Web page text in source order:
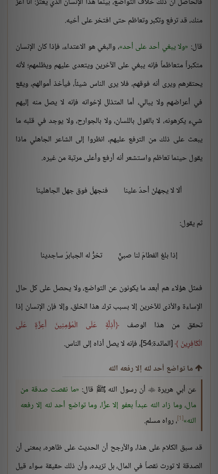
منك، قد ترفع وتكبر وتعاظم حتى افتخر على أخيه.
قال: ولا يبغي أحد على أحد ، والبغي هو الاعتداء، فإذا كان الإنسان
متكبراً متعاظماً فإنه يبغي على الآخرين ويتعدى عليهم ويظلمهم؛ لأنه
يحتقرهم ويرى أنه فوقهم، فلا يرى الناس شيئاً، فيأخذ أموالهم، ويقع
في أعراضهم ولا يبالي، أما المتذلل لإخوانه فإنه لا يصل منه إليهم
شيء يكرهونه، لا بالقول باللسان، ولا بالجوارح، ولا يوجد في قلبه ما
يبعث على ذلك من الترفع عليهم، انظروا إلى الشاعر الجاهلي ماذا
يقول حينما تعاظم واستشعر أنه أرفع وأعلى مرتبة من غيره.
ألا لا يجهلنْ أحدٌ علينا فنجهلَ فوق جهل الجاهلينا
ثم يقول:
إذا بلغ الفطامَ لنا صبيٌّ تخرُّ له الجبابرُ ساجدينا
فمثل هؤلاء هم أبعد ما يكونون عن التواضع، ولا يحصل على كل حال
الإساءة والأذى للآخرين إلا بسبب ترك هذا الخلق، وإلا فإن الإنسان إذا
تحقق من هذا الوصف أَذِلَّةٍ عَلَى الْمُؤْمِنِينَ أَعِزَّةٍ عَلَى
الْكَافِرِينَ
[المائدة:54]، فإنه لا يصل أذاه إلى الناس.
ما تواضع أحد لله إلا رفعه الله
عن أبي هريرة أن رسول الله ﷺ قال: ما نقصت صدقة من
مال، وما زاد الله عبداً بعفو إلا عزًّا، وما تواضع أحد لله إلا رفعه
الله [1] ، رواه مسلم.
قد سبق الكلام على هذا، والأرجح أن الحديث على ظاهره، بمعنى أن
الصدقة لا تورث نقصاً في المال، بل تزيده، وأن ذلك حقيقة سواء قيل